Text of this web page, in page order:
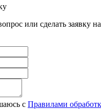
или сделать заявку
с Правилами